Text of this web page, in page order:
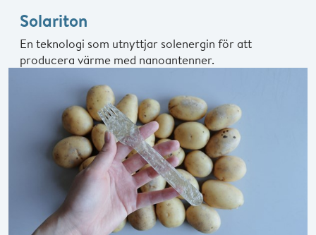
Solariton
En teknologi som utnyttjar solenergin för att
producera värme med nanoantenner.